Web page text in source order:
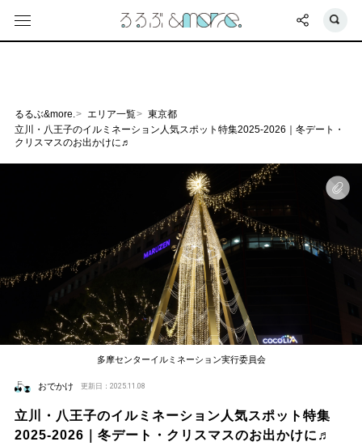
るるぶ&more. エリア一覧
東京都
立川・八王子のイルミネーション人気スポット特集2025-2026｜冬デート・
クリスマスのお出かけに♬
多摩センターイルミネーション実行委員会
おでかけ 更新日：2025.11.08
立川・八王子のイルミネーション人気スポット特集
2025-2026｜冬デート・クリスマスのお出かけに♬